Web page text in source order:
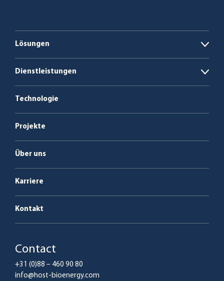
Lösungen
Open
Biomasse- und abfallbefeuerte
Kesselanlagen
Dienstleistungen
Open
Service & Wartung; Instandhaltung
Technologie
Projekte
Über uns
Karriere
Kontakt
Contact
+31 (0)88 – 460 90 80
info@host-bioenergy.com